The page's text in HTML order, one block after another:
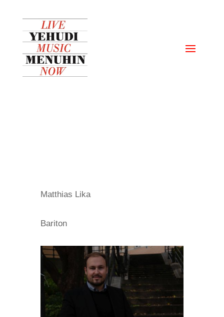
Matthias Lika
Bariton